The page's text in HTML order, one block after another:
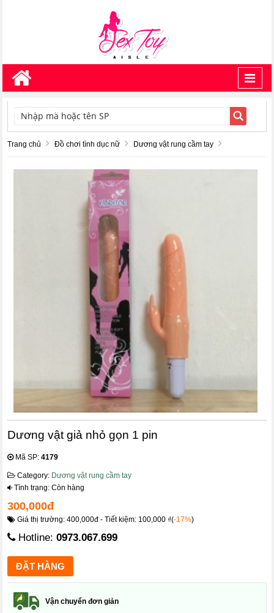
TÌM KIẾM
Trang chủ Đồ chơi tình dục nữ Dương vật rung cầm tay
Dương vật giả nhỏ gọn 1 pin
Mã SP:4179
Category: Dương vật rung cầm tay
Tình trạng: Còn hàng
300,000đ
Giá thị trường: 400,000đ - Tiết kiệm: 100,000 ₫(-17%)
Hotline:0973.067.699
Vận chuyển đơn giản